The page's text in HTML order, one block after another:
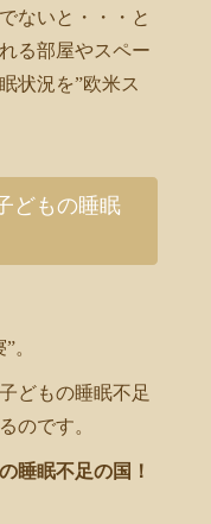
ないと・・・と
る部屋やスペー
状況を”欧米ス
どもの睡眠
。
どもの睡眠不足
のです。
睡眠不足の国！